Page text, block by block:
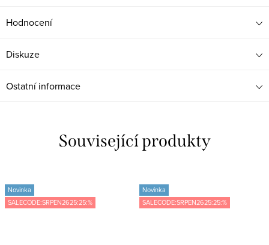
Hodnocení
Diskuze
Ostatní informace
Související produkty
Novinka
SALECODE:SRPEN2625:25:%
Novinka
SALECODE:SRPEN2625:25:%